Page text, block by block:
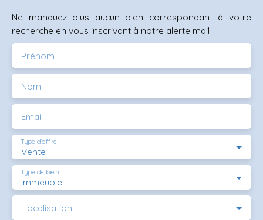
Ne manquez plus aucun bien correspondant à votre
recherche en vous inscrivant à notre alerte mail !
Prénom
Nom
Email
Vente
Type d'offre
Immeuble
Type de bien
Localisation